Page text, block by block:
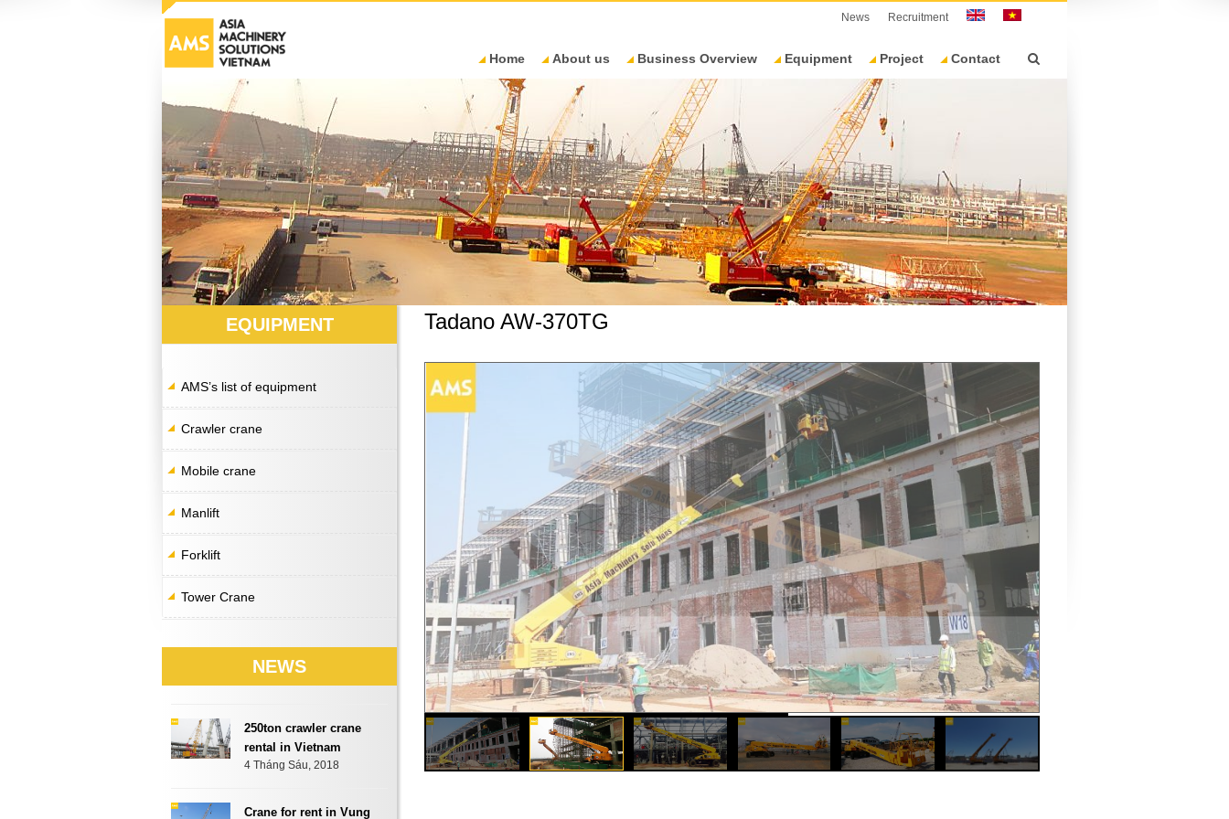
News Recruitment
Home About us Business Overview Equipment Project Contact
Tadano AW-370TG
EQUIPMENT
AMS’s list of equipment
Crawler crane
Mobile crane
Manlift
Forklift
Tower Crane
NEWS
250ton crawler crane
rental in Vietnam
4 Tháng Sáu, 2018
Crane for rent in Vung